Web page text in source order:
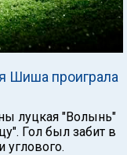
Шиша проиграла
луцкая "Волынь"
Гол был забит в
углового.